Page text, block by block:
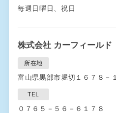
毎週日曜日、祝日
株式会社 カーフィールド
所在地
富山県黒部市堀切１６７８－１
TEL
０７６５－５６－６１７８